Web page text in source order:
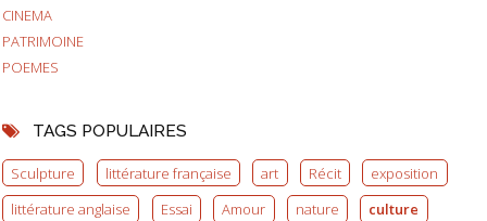
CINEMA
PATRIMOINE
POEMES
TAGS POPULAIRES
Sculpture littérature française art Récit
exposition
littérature anglaise
Essai Amour nature
culture